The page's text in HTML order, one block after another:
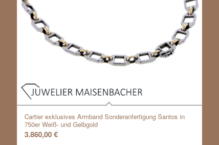
Cartier exklusives Armband Sonderanfertigung Santos in
750er Weiß- und Gelbgold
3.860,00€